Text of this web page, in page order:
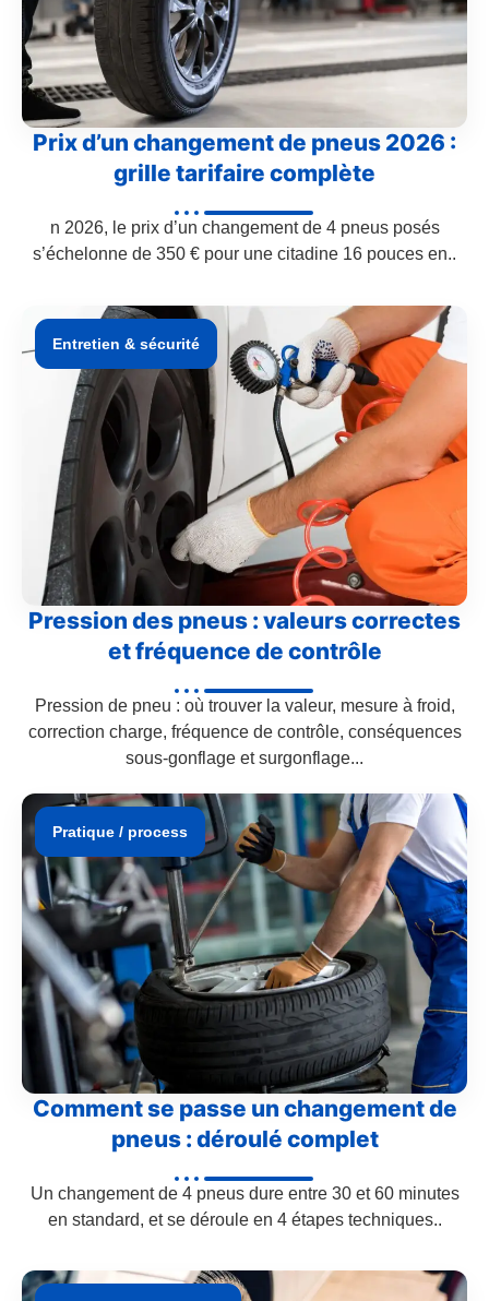
Prix d’un changement de pneus 2026 :
grille tarifaire complète
n 2026, le prix d’un changement de 4 pneus posés
s’échelonne de 350 € pour une citadine 16 pouces en..
Entretien & sécurité
Pression des pneus : valeurs correctes
et fréquence de contrôle
Pression de pneu : où trouver la valeur, mesure à froid,
correction charge, fréquence de contrôle, conséquences
sous-gonflage et surgonflage...
Pratique / process
Comment se passe un changement de
pneus : déroulé complet
Un changement de 4 pneus dure entre 30 et 60 minutes
en standard, et se déroule en 4 étapes techniques..